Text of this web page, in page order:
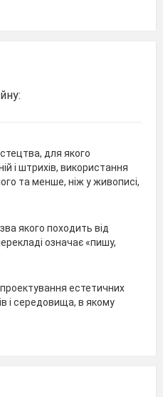
для якого
і штрихів, використання
та менше, ніж у живописі,
якого походить від
означає «пишу,
проектування естетичних
і середовища, в якому